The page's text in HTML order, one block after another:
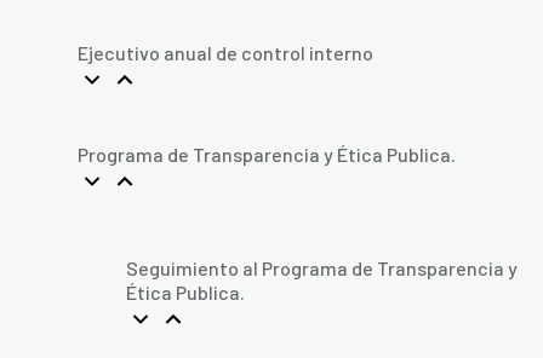
Ejecutivo anual de control interno
Programa de Transparencia y Ética Publica.
Seguimiento al Programa de Transparencia y
Ética Publica.